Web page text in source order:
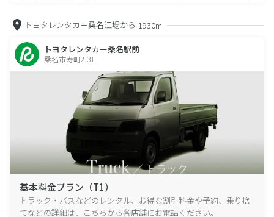
トヨタレンタカー桑名江場から 1930m
トヨタレンタカー桑名駅前
桑名市寿町2-31
基本料金プラン（T1）
トラック・バスなどのレンタル、お得な割引料金や予約、乗り捨
てなどの詳細は、こちらから各店舗にお電話ください。